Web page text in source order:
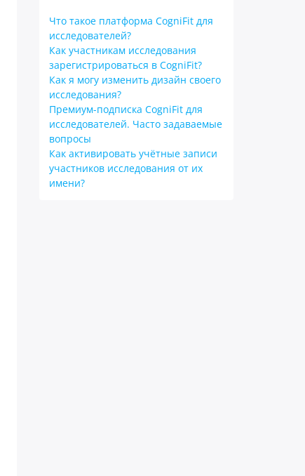
Что такое платформа CogniFit для
исследователей?
Как участникам исследования
зарегистрироваться в CogniFit?
Как я могу изменить дизайн своего
исследования?
Премиум-подписка CogniFit для
исследователей. Часто задаваемые
вопросы
Как активировать учётные записи
участников исследования от их
имени?